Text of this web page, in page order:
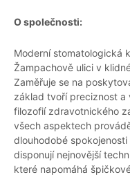
O společnosti:
Moderní stomatologická
Žampachově ulici v
Zaměřuje se na
základ tvoří preciznost a
filozofií zdravotnického
všech aspektech
dlouhodobé
disponují nejnovější
které napomáhá